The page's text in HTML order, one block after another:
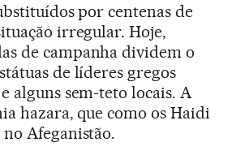
por centenas de
irregular. Hoje,
de campanha dividem o
de líderes gregos
alguns sem-teto locais. A
hazara, que como os Haidi
Afeganistão.